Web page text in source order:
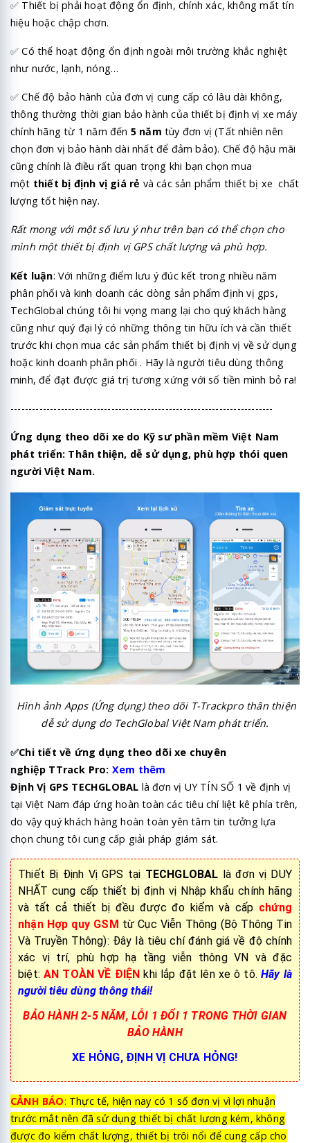
✅ Thiết bị phải hoạt động ổn định, chính xác, không mất tín
hiệu hoặc chập chơn.
✅ Có thể hoạt động ổn định ngoài môi trường khắc nghiệt
như nước, lạnh, nóng…
✅ Chế độ bảo hành của đơn vị cung cấp có lâu dài không,
thông thường thời gian bảo hành của thiết bị định vị xe máy
chính hãng từ 1 năm đến 5 năm tùy đơn vị (Tất nhiên nên
chọn đơn vị bảo hành dài nhất để đảm bảo). Chế độ hậu mãi
cũng chính là điều rất quan trọng khi bạn chọn mua
một thiết bị định vị giá rẻ và các sản phẩm thiết bị xe chất
lượng tốt hiện nay.
Rất mong với một số lưu ý như trên bạn có thể chọn cho
mình một thiết bị định vị GPS chất lượng và phù hợp.
Kết luận: Với những điểm lưu ý đúc kết trong nhiều năm
phân phối và kinh doanh các dòng sản phẩm định vị gps,
TechGlobal chúng tôi hi vọng mang lại cho quý khách hàng
cũng như quý đại lý có những thông tin hữu ích và cần thiết
trước khi chọn mua các sản phẩm thiết bị định vị về sử dụng
hoặc kinh doanh phân phối . Hãy là người tiêu dùng thông
minh, để đạt được giá trị tương xứng với số tiền mình bỏ ra!
-------------------------------------------------------------------------
Ứng dụng theo dõi xe do Kỹ sư phần mềm Việt Nam
phát triển: Thân thiện, dễ sử dụng, phù hợp thói quen
người Việt Nam.
Hình ảnh Apps (Ứng dụng) theo dõi T-Trackpro thân thiện
dễ sử dụng do TechGlobal Việt Nam phát triển.
✅Chi tiết về ứng dụng theo dõi xe chuyên
nghiệp TTrack Pro: Xem thêm
Định Vị GPS TECHGLOBAL là đơn vị UY TÍN SỐ 1 về định vị
tại Việt Nam đáp ứng hoàn toàn các tiêu chí liệt kê phía trên,
do vậy quý khách hàng hoàn toàn yên tâm tin tưởng lựa
chọn chung tôi cung cấp giải pháp giám sát.
Thiết Bị Định Vị GPS tại TECHGLOBAL là đơn vị DUY
NHẤT cung cấp thiết bị định vị Nhập khẩu chính hãng
và tất cả thiết bị đều được đo kiểm và cấp chứng
nhận Hợp quy GSM từ Cục Viễn Thông (Bộ Thông Tin
Và Truyền Thông): Đây là tiêu chí đánh giá về độ chính
xác vị trí, phù hợp hạ tầng viễn thông VN và đặc
biệt: AN TOÀN VỀ ĐIỆN khi lắp đặt lên xe ô tô.Hãy là
người tiêu dùng thông thái!
BẢO HÀNH 2-5 NĂM, LỖI 1 ĐỔI 1 TRONG THỜI GIAN
BẢO HÀNH
XE HỎNG, ĐỊNH VỊ CHƯA HỎNG!
CẢNH BÁO: Thực tế, hiện nay có 1 số đơn vị vì lợi nhuận
trước mắt nên đã sử dụng thiết bị chất lượng kém, không
được đo kiểm chất lượng, thiết bị trôi nổi để cung cấp cho